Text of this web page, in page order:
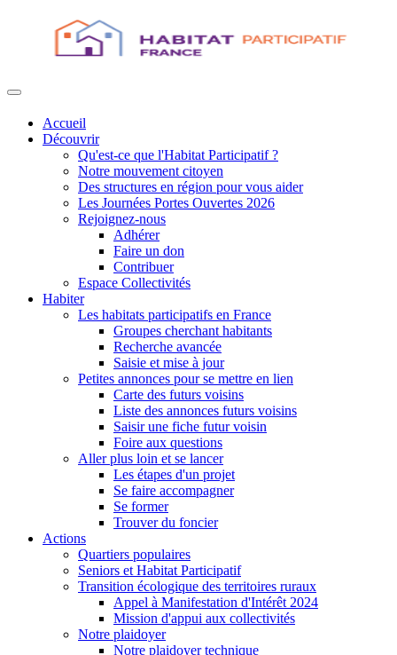
Accueil
Découvrir
Qu'est-ce que l'Habitat Participatif ?
Notre mouvement citoyen
Des structures en région pour vous aider
Les Journées Portes Ouvertes 2026
Rejoignez-nous
Adhérer
Faire un don
Contribuer
Espace Collectivités
Habiter
Les habitats participatifs en France
Groupes cherchant habitants
Recherche avancée
Saisie et mise à jour
Petites annonces pour se mettre en lien
Carte des futurs voisins
Liste des annonces futurs voisins
Saisir une fiche futur voisin
Foire aux questions
Aller plus loin et se lancer
Les étapes d'un projet
Se faire accompagner
Se former
Trouver du foncier
Actions
Quartiers populaires
Seniors et Habitat Participatif
Transition écologique des territoires ruraux
Appel à Manifestation d'Intérêt 2024
Mission d'appui aux collectivités
Notre plaidoyer
Notre plaidoyer technique